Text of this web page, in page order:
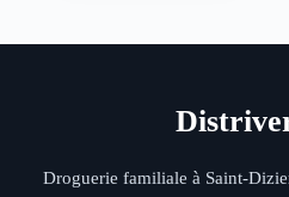
Droguerie familiale à Saint-